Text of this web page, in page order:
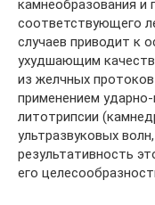
камнеобразования и
соответствующего
случаев приводит к
ухудшающим
из желчных
применением
литотрипсии
ультразвуковых
результативность
его